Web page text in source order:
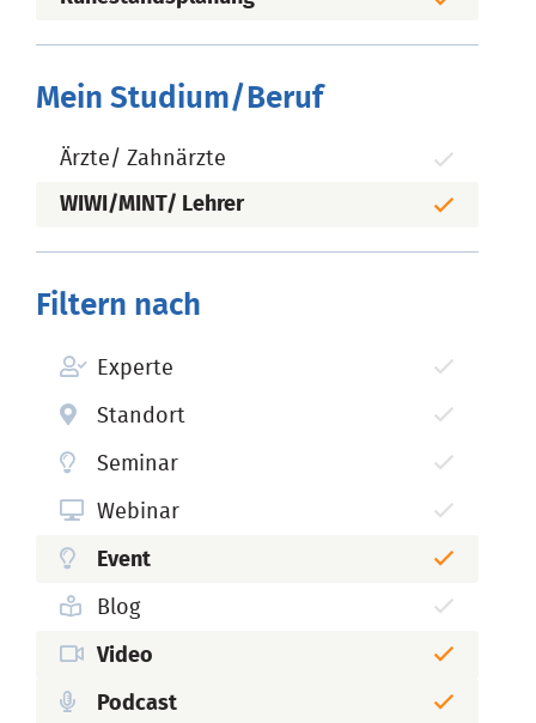
Mein Studium/Beruf
Ärzte/ Zahnärzte
WIWI/MINT/ Lehrer
Filtern nach
Experte
Standort
Seminar
Webinar
Event
Blog
Video
Podcast